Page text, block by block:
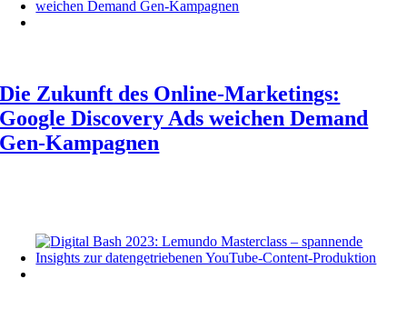
Die Zukunft des Online-Marketings:
Google Discovery Ads weichen Demand
Gen-Kampagnen